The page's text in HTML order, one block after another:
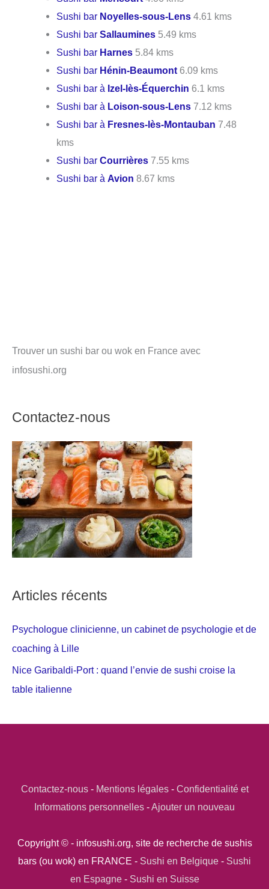
Sushi bar Noyelles-sous-Lens 4.61 kms
Sushi barSallaumines 5.49 kms
Sushi bar Harnes 5.84 kms
Sushi bar Hénin-Beaumont 6.09 kms
Sushi bar à Izel-lès-Équerchin 6.1 kms
Sushi bar à Loison-sous-Lens 7.12 kms
Sushi bar à Fresnes-lès-Montauban 7.48
kms
Sushi barCourrières 7.55 kms
Sushi bar àAvion 8.67 kms
Trouver un sushi bar ou wok en France avec
infosushi.org
Contactez-nous
Articles récents
Psychologue clinicienne, un cabinet de psychologie et de
coaching à Lille
Nice Garibaldi-Port : quand l’envie de sushi croise la
table italienne
Contactez-nous- Mentions légales- Confidentialité et
Informations personnelles -Ajouter un nouveau
Copyright © - infosushi.org, site de recherche de sushis
bars (ou wok) en FRANCE - Sushi en Belgique - Sushi
en Espagne- Sushi en Suisse